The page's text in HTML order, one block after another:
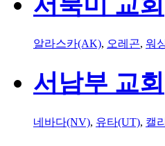
알라스카(AK), 오레곤, 워
서남부 교회
네바다(NV), 유타(UT), 캘